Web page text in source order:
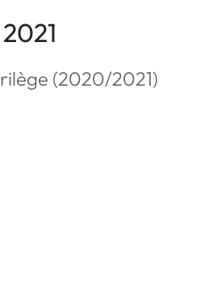
(2020/2021)